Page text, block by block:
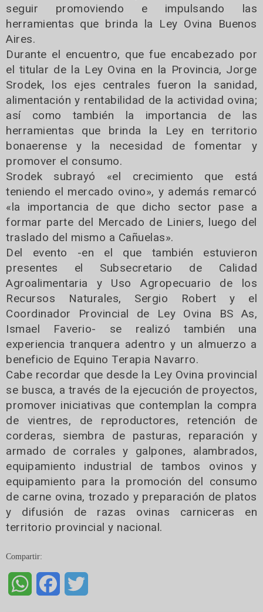
seguir promoviendo e impulsando las
herramientas que brinda la Ley Ovina Buenos
Aires.
Durante el encuentro, que fue encabezado por
el titular de la Ley Ovina en la Provincia, Jorge
Srodek, los ejes centrales fueron la sanidad,
alimentación y rentabilidad de la actividad ovina;
así como también la importancia de las
herramientas que brinda la Ley en territorio
bonaerense y la necesidad de fomentar y
promover el consumo.
Srodek subrayó «el crecimiento que está
teniendo el mercado ovino», y además remarcó
«la importancia de que dicho sector pase a
formar parte del Mercado de Liniers, luego del
traslado del mismo a Cañuelas».
Del evento -en el que también estuvieron
presentes el Subsecretario de Calidad
Agroalimentaria y Uso Agropecuario de los
Recursos Naturales, Sergio Robert y el
Coordinador Provincial de Ley Ovina BS As,
Ismael Faverio- se realizó también una
experiencia tranquera adentro y un almuerzo a
beneficio de Equino Terapia Navarro.
Cabe recordar que desde la Ley Ovina provincial
se busca, a través de la ejecución de proyectos,
promover iniciativas que contemplan la compra
de vientres, de reproductores, retención de
corderas, siembra de pasturas, reparación y
armado de corrales y galpones, alambrados,
equipamiento industrial de tambos ovinos y
equipamiento para la promoción del consumo
de carne ovina, trozado y preparación de platos
y difusión de razas ovinas carniceras en
territorio provincial y nacional.
Compartir:
WhatsAppFacebook